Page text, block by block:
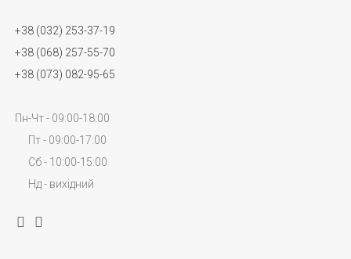
+38 (032) 253-37-19
+38 (068) 257-55-70
+38 (073) 082-95-65
Пн-Чт - 09:00-18:00
Пт - 09:00-17:00
Сб - 10:00-15:00
Нд - вихідний